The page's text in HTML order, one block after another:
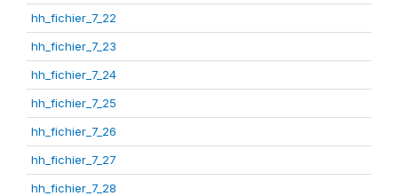
hh_fichier_7_22
hh_fichier_7_23
hh_fichier_7_24
hh_fichier_7_25
hh_fichier_7_26
hh_fichier_7_27
hh_fichier_7_28